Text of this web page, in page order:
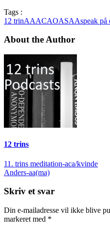
Tags :
12 trinAAACAOASAAspeak på
About the Author
12 trins
Indlægsnavigation
11. trins meditation-aca/kvinde
Anders-aa(ma)
Skriv et svar
Din e-mailadresse vil ikke blive
markeret med *